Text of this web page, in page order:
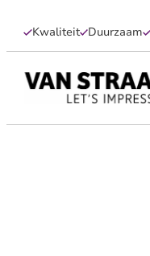
Kwaliteit Duurzaam